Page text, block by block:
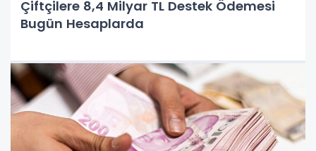
Çiftçilere 8,4 Milyar TL Destek Ödemesi
Bugün Hesaplarda